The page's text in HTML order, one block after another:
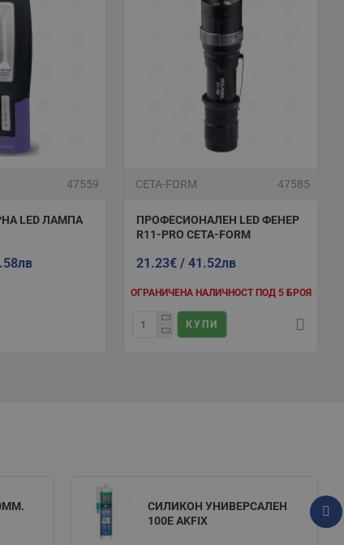
47559
LED ЛАМПА
CETA-FORM 47585
ПРОФЕСИОНАЛЕН LED ФЕНЕР
R11-PRO CETA-FORM
21.23€ / 41.52лв
ОГРАНИЧЕНА НАЛИЧНОСТ ПОД 5 БРОЯ
КУПИ
СИЛИКОН УНИВЕРСАЛЕН
100Е AKFIX